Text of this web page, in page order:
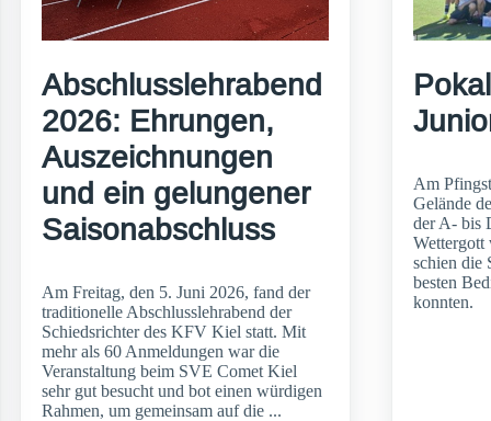
Abschlusslehrabend
2026: Ehrungen,
Auszeichnungen
und ein gelungener
Saisonabschluss
Am Freitag, den 5. Juni 2026, fand der
traditionelle Abschlusslehrabend der
Schiedsrichter des KFV Kiel statt. Mit
mehr als 60 Anmeldungen war die
Veranstaltung beim SVE Comet Kiel
sehr gut besucht und bot einen würdigen
Rahmen, um gemeinsam auf die ...
Am
Gelände
der A- bis
Wettergott
schien die
besten
konnten.